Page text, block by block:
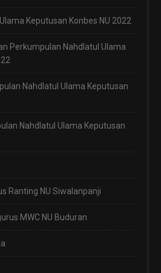
Keputusan Konbes NU 2022
Perkumpulan Nahdlatul Ulama
Nahdlatul Ulama Keputusan
Nahdlatul Ulama Keputusan
Ranting NU Siwalanpanji
MWC NU Buduran